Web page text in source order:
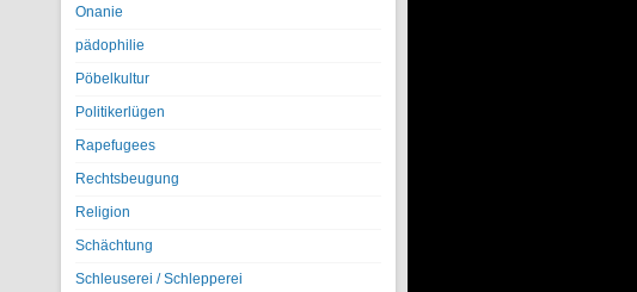
Onanie
pädophilie
Pöbelkultur
Politikerlügen
Rapefugees
Rechtsbeugung
Religion
Schächtung
Schleuserei / Schlepperei